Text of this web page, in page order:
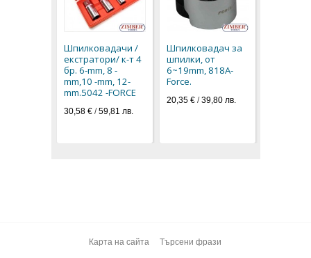
Шпилковадачи /
екстратори/ к-т 4
бр. 6-mm, 8 -
mm,10 -mm, 12-
mm.5042 -FORCE
30,58 €/59,81 лв.
Шпилковадач за
шпилки, от
6~19mm, 818A-
Force.
20,35 €/39,80 лв.
Карта на сайта Търсени фрази